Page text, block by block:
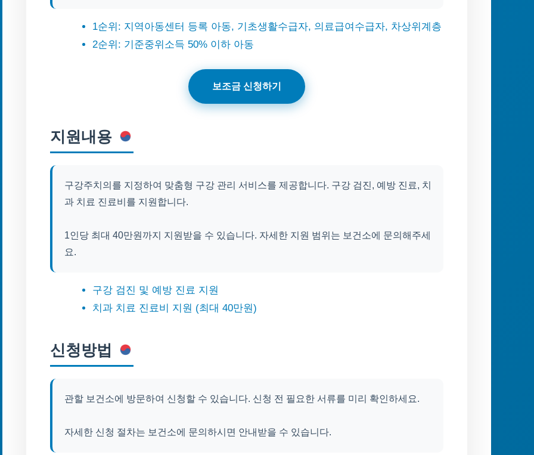
1순위: 지역아동센터 등록 아동, 기초생활수급자, 의료급여수급자, 차상위계층
2순위: 기준중위소득 50% 이하 아동
보조금 신청하기
지원내용
구강주치의를 지정하여 맞춤형 구강 관리 서비스를 제공합니다. 구강 검진, 예방 진료, 치
과 치료 진료비를 지원합니다.
1인당 최대 40만원까지 지원받을 수 있습니다. 자세한 지원 범위는 보건소에 문의해주세
요.
구강 검진 및 예방 진료 지원
치과 치료 진료비 지원 (최대 40만원)
신청방법
관할 보건소에 방문하여 신청할 수 있습니다. 신청 전 필요한 서류를 미리 확인하세요.
자세한 신청 절차는 보건소에 문의하시면 안내받을 수 있습니다.